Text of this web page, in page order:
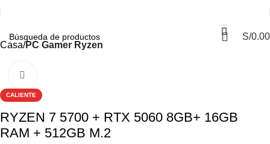
S/0.00
Casa PC Gamer Ryzen
CALIENTE
RYZEN 7 5700 + RTX 5060 8GB+ 16GB
RAM + 512GB M.2